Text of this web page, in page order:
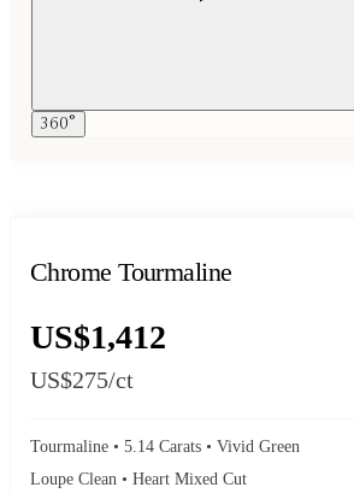
360°
Chrome Tourmaline
US$1,412
US$275/ct
Tourmaline • 5.14 Carats • Vivid Green
Loupe Clean • Heart Mixed Cut